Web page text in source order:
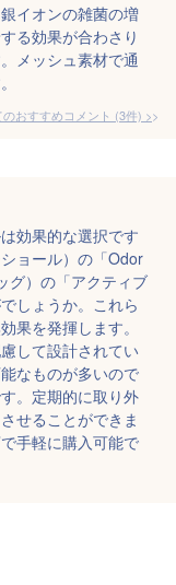
イオンの雑菌の増
る効果が合わさり
メッシュ素材で通
おすすめコメント (3件) >
効果的な選択です
ョール）の「Odor
グ）の「アクティブ
しょうか。これら
果を発揮します。
して設計されてい
なものが多いので
。定期的に取り外
せることができま
手軽に購入可能で